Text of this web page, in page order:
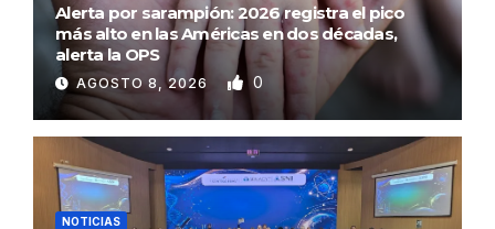
Alerta por sarampión: 2026 registra el pico
más alto en las Américas en dos décadas,
alerta la OPS
AGOSTO 8, 2026 0
NOTICIAS